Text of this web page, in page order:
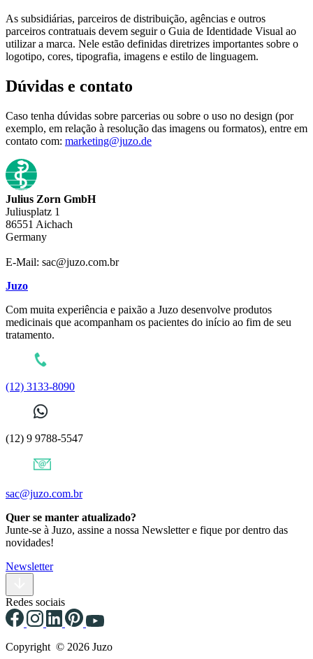
As subsidiárias, parceiros de distribuição, agências e outros
parceiros contratuais devem seguir o Guia de Identidade Visual ao
utilizar a marca. Nele estão definidas diretrizes importantes sobre o
logotipo, cores, tipografia, imagens e estilo de linguagem.
Dúvidas e contato
Caso tenha dúvidas sobre parcerias ou sobre o uso no design (por
exemplo, em relação à resolução das imagens ou formatos), entre em
contato com: marketing@juzo.de
Julius Zorn GmbH
Juliusplatz 1
86551 Aichach
Germany
E-Mail: sac@juzo.com.br
Juzo
Com muita experiência e paixão a Juzo desenvolve produtos
medicinais que acompanham os pacientes do início ao fim de seu
tratamento.
(12) 3133-8090
(12) 9 9788-5547
sac@juzo.com.br
Quer se manter atualizado?
Junte-se à Juzo, assine a nossa Newsletter e fique por dentro das
novidades!
Newsletter
Redes sociais
Copyright © 2026 Juzo